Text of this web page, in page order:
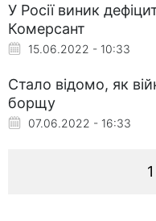
У Росії виник
Комерсант
15.06.2022 - 10:33
Стало відомо, як
борщу
07.06.2022 - 16:33